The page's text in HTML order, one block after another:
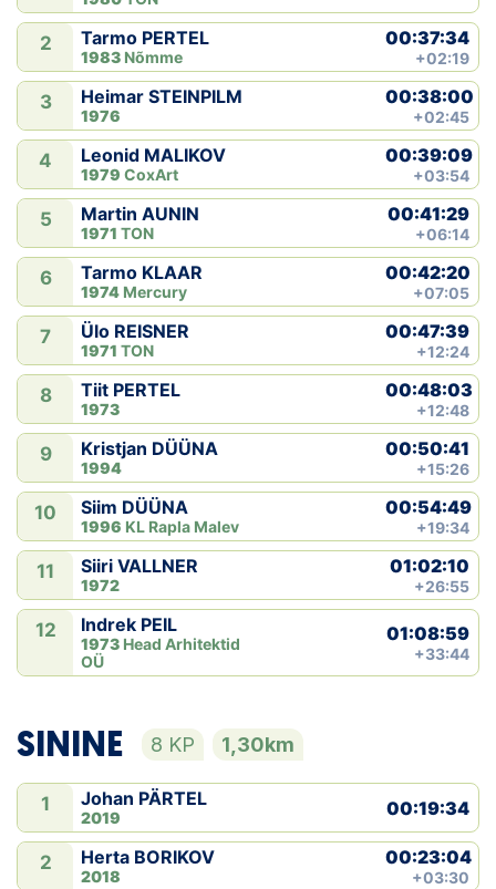
2 Tarmo PERTEL
1983 Nõmme
00:37:34
+02:19
3 Heimar STEINPILM
1976
00:38:00
+02:45
4 Leonid MALIKOV
1979 CoxArt
00:39:09
+03:54
5 Martin AUNIN
1971 TON
00:41:29
+06:14
6 Tarmo KLAAR
1974 Mercury
00:42:20
+07:05
7 Ülo REISNER
1971 TON
00:47:39
+12:24
8 Tiit PERTEL
1973
00:48:03
+12:48
9 Kristjan DÜÜNA
1994
00:50:41
+15:26
10 Siim DÜÜNA
1996 KL Rapla Malev
00:54:49
+19:34
11 Siiri VALLNER
1972
01:02:10
+26:55
12 Indrek PEIL
1973 Head Arhitektid
OÜ
01:08:59
+33:44
SININE 8 KP 1,30km
1 Johan PÄRTEL
2019 00:19:34
2 Herta BORIKOV
2018
00:23:04
+03:30